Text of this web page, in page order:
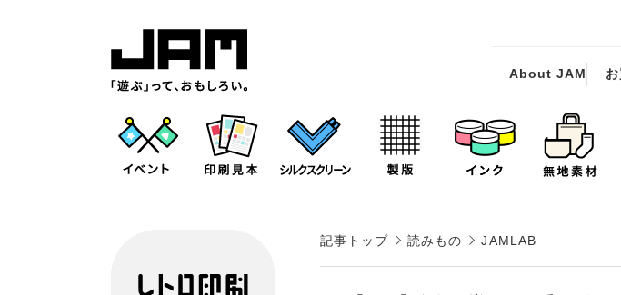
About JAM
記事トップ 読みもの JAMLAB